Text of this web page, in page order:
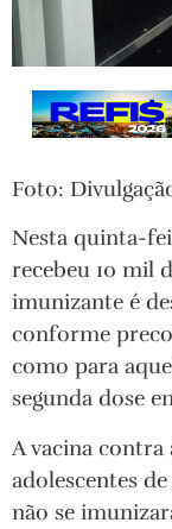
Foto:
Nesta quinta-
recebeu 10 mil
imunizante é
conforme
como para
segunda dose
A vacina contra
adolescentes
não se